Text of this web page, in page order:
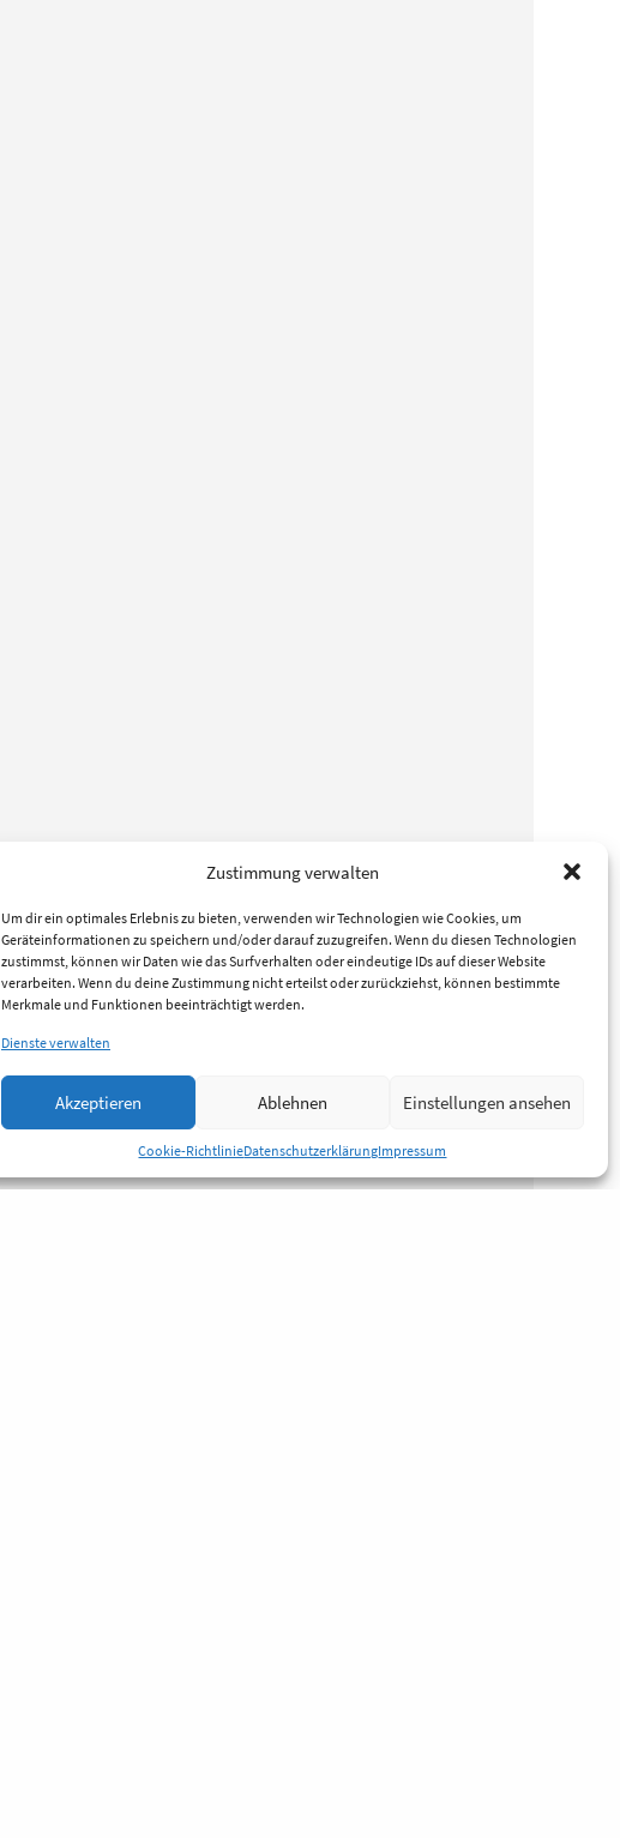
Zustimmung verwalten
Um dir ein optimales Erlebnis zu bieten, verwenden wir Technologien wie Cookies, um
Geräteinformationen zu speichern und/oder darauf zuzugreifen. Wenn du diesen Technologien
zustimmst, können wir Daten wie das Surfverhalten oder eindeutige IDs auf dieser Website
verarbeiten. Wenn du deine Zustimmung nicht erteilst oder zurückziehst, können bestimmte
Merkmale und Funktionen beeinträchtigt werden.
Dienste verwalten
Akzeptieren Ablehnen Einstellungen ansehen
Cookie-RichtlinieDatenschutzerklärungImpressum